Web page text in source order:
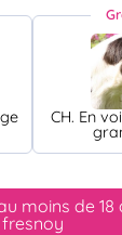
CH. En
moins de
fresnoy